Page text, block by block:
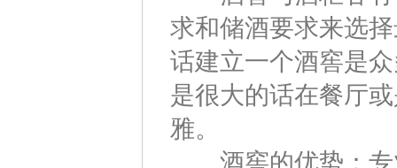
求和储酒要求来选
话建立一个酒窖是
是很大的话在餐厅
雅。
酒窖的优势：专